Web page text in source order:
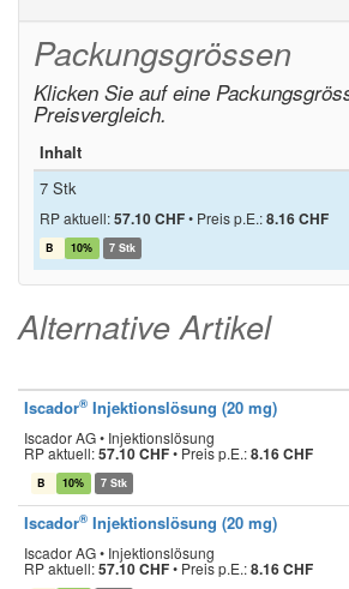
Packungsgrössen
Klicken Sie auf eine
Preisvergleich.
Inhalt
7 Stk
RP aktuell:57.10 CHF• Preis p.E.:8.16 CHF
B 10% 7 Stk
Alternative Artikel
Iscador® Injektionslösung (20 mg)
Iscador AG • Injektionslösung
RP aktuell:57.10 CHF• Preis p.E.:8.16 CHF
B 10% 7 Stk
Iscador® Injektionslösung (20 mg)
Iscador AG • Injektionslösung
RP aktuell:57.10 CHF• Preis p.E.:8.16 CHF